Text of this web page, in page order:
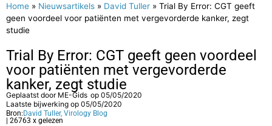
Home » Nieuwsartikels » David Tuller » Trial By Error: CGT geeft
geen voordeel voor patiënten met vergevorderde kanker, zegt
studie
Trial By Error: CGT geeft geen voordeel
voor patiënten met vergevorderde
kanker, zegt studie
Geplaatst door ME-Gids op 05/05/2020
Laatste bijwerking op 05/05/2020
Bron: David Tuller, Virology Blog
| 26763 x gelezen